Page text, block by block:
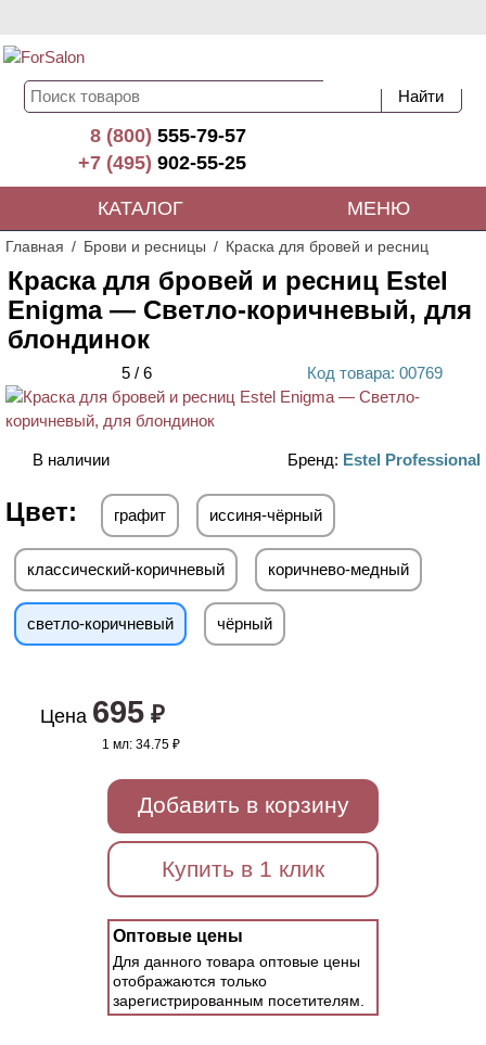
8 (800)555-79-57
+7 (495)902-55-25
КАТАЛОГ МЕНЮ
Главная Брови и ресницы Краска для бровей и ресниц
Краска для бровей и ресниц Estel
Enigma — Светло-коричневый, для
блондинок
5 / 6 Код товара: 00769
В наличии Бренд: Estel Professional
Цвет: графит иссиня-чёрный
классический-коричневый коричнево-медный
светло-коричневый чёрный
Цена 695₽
1 мл:34.75 ₽
Добавить в корзину
Купить в 1 клик
Оптовые цены
Для данного товара оптовые цены
отображаются только
зарегистрированным посетителям.